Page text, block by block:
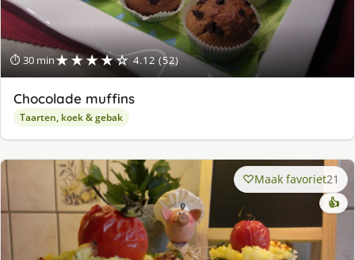
⏱ 30 min★★★★☆ 4.12 (52)
Chocolade muffins
Taarten, koek & gebak
Maak favoriet21
👍